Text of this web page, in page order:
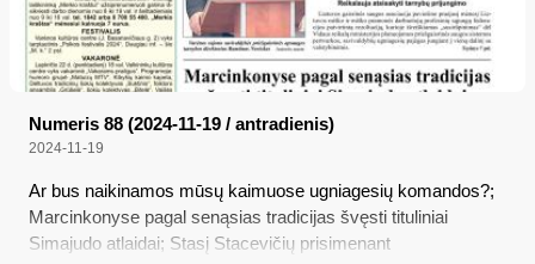
Numeris 88 (2024-11-19 / antradienis)
2024-11-19
Ar bus naikinamos mūsų kaimuose ugniagesių komandos?;
Marcinkonyse pagal senąsias tradicijas švęsti tituliniai
Simajudo atlaidai; Stasį Stacevičių prisimenant